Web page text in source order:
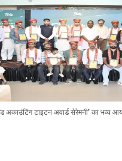
अकाउंटिंग टाइटन अवार्ड सेरेमनी’ का भव्य